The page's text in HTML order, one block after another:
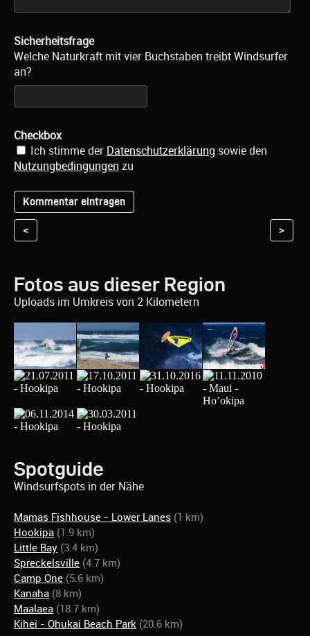
Sicherheitsfrage
Welche Naturkraft mit vier Buchstaben treibt Windsurfer
an?
Checkbox
Ich stimme der Datenschutzerklärung sowie den
Nutzungbedingungen zu
< >
Fotos aus dieser Region
Uploads im Umkreis von 2 Kilometern
Spotguide
Windsurfspots in der Nähe
Mamas Fishhouse - Lower Lanes (1 km)
Hookipa (1.9 km)
Little Bay (3.4 km)
Spreckelsville (4.7 km)
Camp One (5.6 km)
Kanaha (8 km)
Maalaea (18.7 km)
Kihei - Ohukai Beach Park (20.6 km)